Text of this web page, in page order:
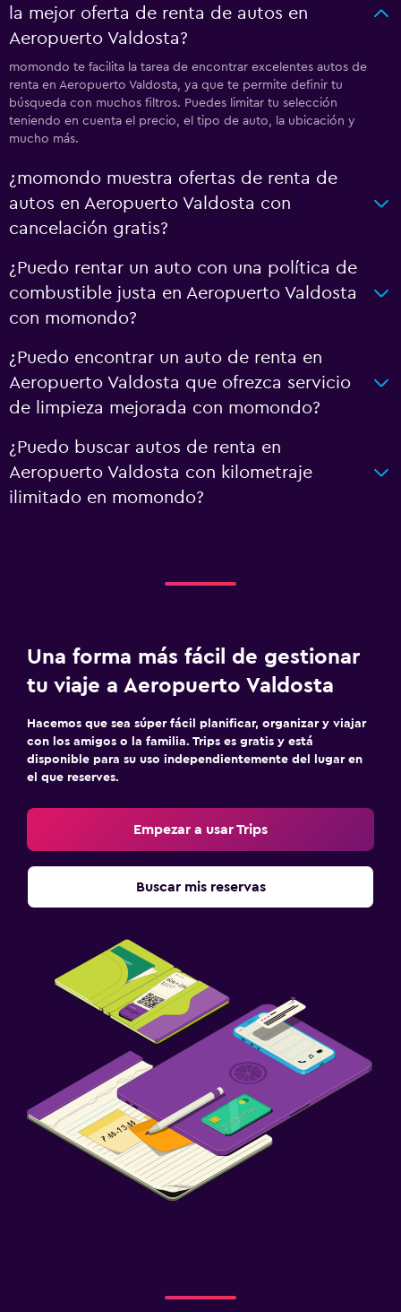
la mejor oferta de renta de autos en
Aeropuerto Valdosta?
momondo te facilita la tarea de encontrar excelentes autos de
renta en Aeropuerto Valdosta, ya que te permite definir tu
búsqueda con muchos filtros. Puedes limitar tu selección
teniendo en cuenta el precio, el tipo de auto, la ubicación y
mucho más.
¿momondo muestra ofertas de renta de
autos en Aeropuerto Valdosta con
cancelación gratis?
¿Puedo rentar un auto con una política de
combustible justa en Aeropuerto Valdosta
con momondo?
¿Puedo encontrar un auto de renta en
Aeropuerto Valdosta que ofrezca servicio
de limpieza mejorada con momondo?
¿Puedo buscar autos de renta en
Aeropuerto Valdosta con kilometraje
ilimitado en momondo?
Una forma más fácil de gestionar
tu viaje a Aeropuerto Valdosta
Hacemos que sea súper fácil planificar, organizar y viajar
con los amigos o la familia. Trips es gratis y está
disponible para su uso independientemente del lugar en
el que reserves.
Empezar a usar Trips
Buscar mis reservas